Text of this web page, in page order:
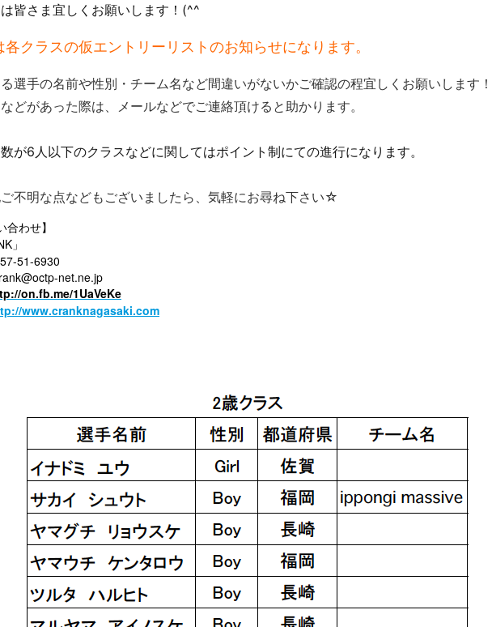
皆さま宜しくお願いします！(^^
各クラスの仮エントリーリストのお知らせになります。
選手の名前や性別・チーム名など間違いがないかご確認の程宜しくお願いします！
どがあった際は、メールなどでご連絡頂けると助かります。
が6人以下のクラスなどに関してはポイント制にての進行になります。
不明な点などもございましたら、気軽にお尋ね下さい☆
合わせ】
」
51-6930
net.ne.jp
on.fb.me/1UaVeKe
www.cranknagasaki.com